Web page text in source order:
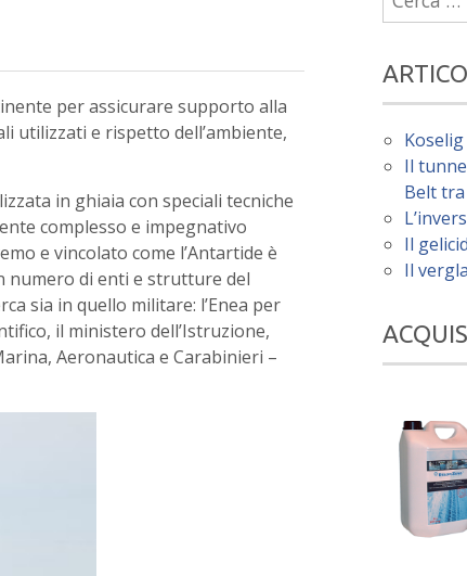
per assicurare supporto alla
utilizzati e rispetto dell’ambiente,
in ghiaia con speciali tecniche
complesso e impegnativo
e vincolato come l’Antartide è
numero di enti e strutture del
sia in quello militare: l’Enea per
il ministero dell’Istruzione,
Aeronautica e Carabinieri –
per:
Koselig
Il
Belt tra
Il
Il